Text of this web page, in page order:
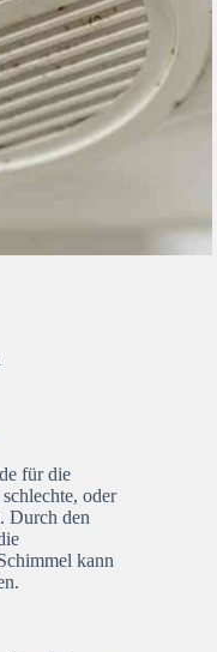
für die
oder
Durch den
kann